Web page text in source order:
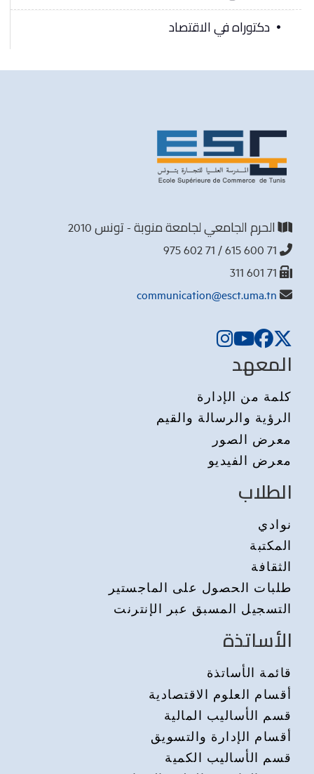
دكتوراه في الاقتصاد
الحرم الجامعي لجامعة منوبة - تونس 2010
communication@esct.uma.tn
المعهد
كلمة من الإدارة
الرؤية والرسالة والقيم
معرض الصور
معرض الفيديو
الطلاب
نوادي
المكتبة
الثقافة
طلبات الحصول على الماجستير
التسجيل المسبق عبر الإنترنت
الأساتذة
قائمة الأساتذة
أقسام العلوم الاقتصادية
قسم الأساليب المالية
أقسام الإدارة والتسويق
قسم الأساليب الكمية